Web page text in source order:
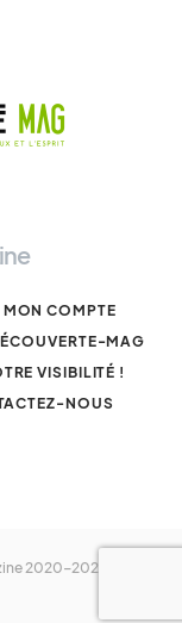
MON COMPTE
MAG
VISIBILITÉ !
NOUS
2020-2025